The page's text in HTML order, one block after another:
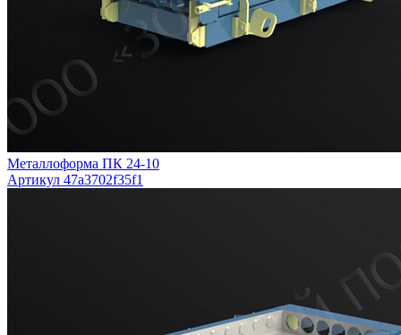
Металлоформа ПК 24-10
Артикул 47a3702f35f1